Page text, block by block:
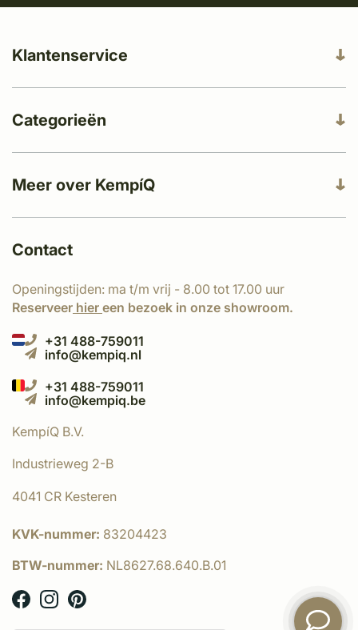
Meer over KempíQ
Klantenservice
Categorieën
Contact
Openingstijden: ma t/m vrij - 8.00 tot 17.00 uur
Reserveer hier een bezoek in onze showroom.
+31 488-759011
info@kempiq.nl
+31 488-759011
info@kempiq.be
KempíQ B.V.
Industrieweg 2-B
4041 CR Kesteren
KVK-nummer: 83204423
BTW-nummer: NL8627.68.640.B.01